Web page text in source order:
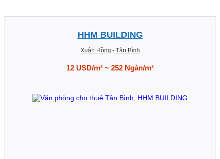
HHM BUILDING
Xuân Hồng - Tân Bình
12 USD/m² ~ 252 Ngàn/m²